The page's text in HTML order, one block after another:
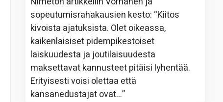
sopeutumisrahakausien kesto: “Kiitos
kivoista ajatuksista. Olet oikeassa,
kaikenlaisiset pidempikestoiset
laiskuudesta ja joutilaisuudesta
maksettavat kannusteet pitäisi lyhentää.
Erityisesti voisi olettaa että
kansanedustajat ovat…”